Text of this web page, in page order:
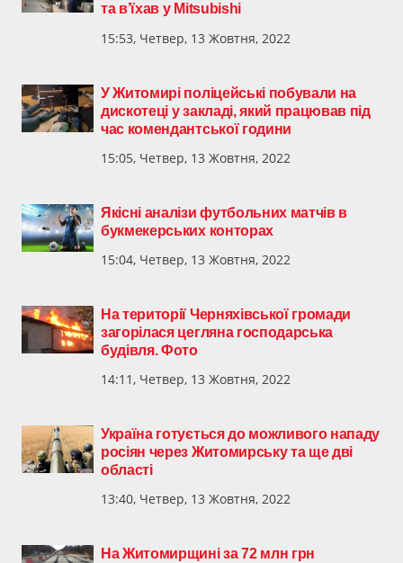
та в’їхав у Mitsubishi
15:53, Четвер, 13 Жовтня, 2022
У Житомирі поліцейські побували на
дискотеці у закладі, який працював під
час комендантської години
15:05, Четвер, 13 Жовтня, 2022
Якісні аналізи футбольних матчів в
букмекерських конторах
15:04, Четвер, 13 Жовтня, 2022
На території Черняхівської громади
загорілася цегляна господарська
будівля. Фото
14:11, Четвер, 13 Жовтня, 2022
Україна готується до можливого нападу
росіян через Житомирську та ще дві
області
13:40, Четвер, 13 Жовтня, 2022
На Житомирщині за 72 млн грн